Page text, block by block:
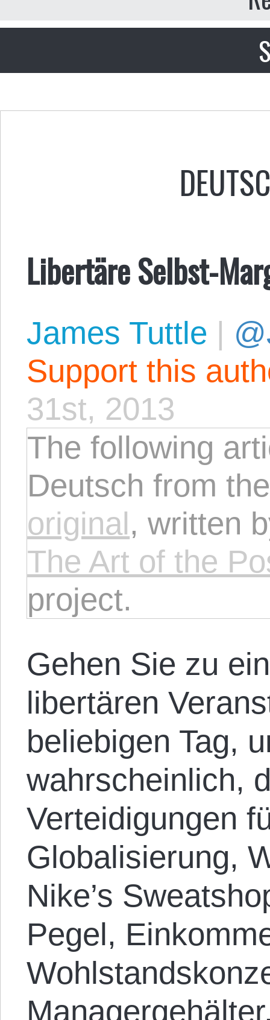
Libertäre Selbst-
James Tuttle |
Support this
31st, 2013
The following
Deutsch from
original, written
The Art of the
project.
Gehen Sie zu
libertären
beliebigen Tag,
wahrscheinlich,
Verteidigungen
Globalisierung,
Nike’s
Pegel,